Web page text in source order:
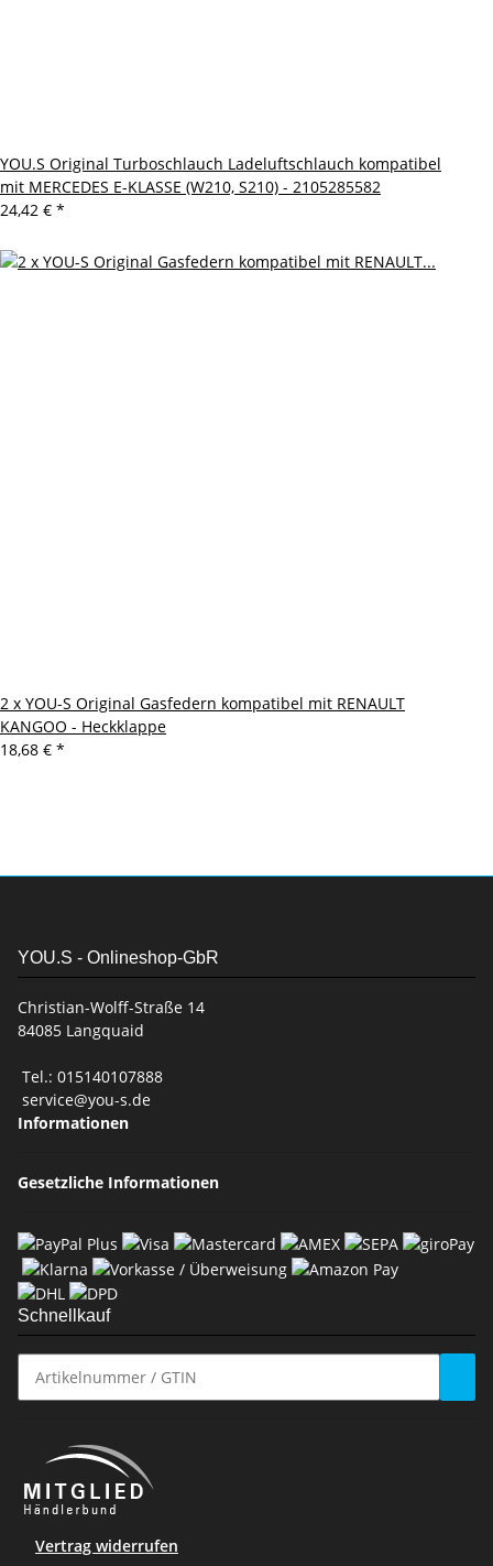
YOU.S Original Turboschlauch Ladeluftschlauch kompatibel
mit MERCEDES E-KLASSE (W210, S210) - 2105285582
24,42 € *
2 x YOU-S Original Gasfedern kompatibel mit RENAULT
KANGOO - Heckklappe
18,68 € *
YOU.S - Onlineshop-GbR
Christian-Wolff-Straße 14
84085 Langquaid
Tel.: 015140107888
service@you-s.de
Informationen
Gesetzliche Informationen
Schnellkauf
Vertrag widerrufen